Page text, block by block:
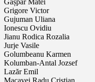
Gașpar Matei
Grigore Victor
Gujuman Uliana
Ionescu Ovidiu
Jianu Rodica Rozalia
Jurje Vasile
Golumbeanu Karmen
Kolumban-Antal Jozsef
Lazăr Emil